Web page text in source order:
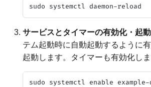
サービスとタイマーの有効化・起
テム起動時に自動起動するように
起動します。タイマーも有効化しま
sudo systemctl enable